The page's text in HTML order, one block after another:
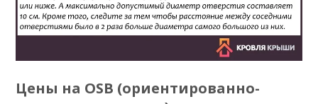
Цены на OSB (ориентированно-